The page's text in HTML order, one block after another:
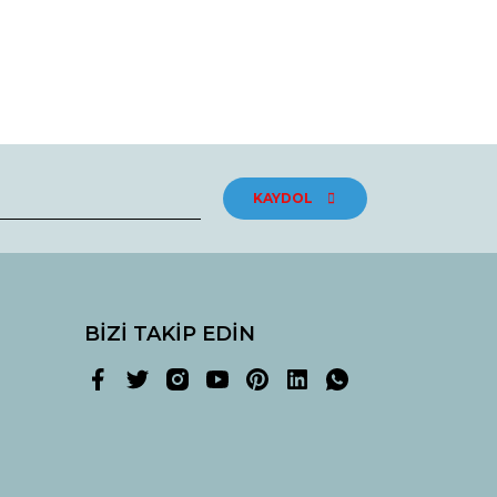
KAYDOL
BİZİ TAKİP EDİN